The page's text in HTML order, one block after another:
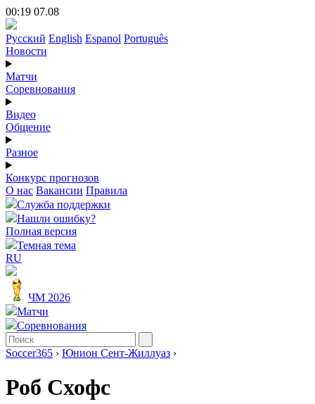
00:19 07.08
Русский English Espanol Português
Новости
Матчи
Соревнования
Видео
Общение
Разное
Конкурс прогнозов
О нас Вакансии Правила
Служба поддержки
Нашли ошибку?
Полная версия
Темная тема
RU
ЧМ 2026
Матчи
Соревнования
Soccer365 › Юнион Сент-Жиллуаз ›
Роб Схофс